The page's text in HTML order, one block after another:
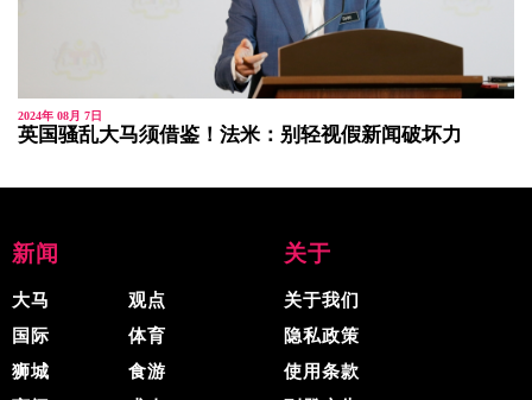
2024年 08月 7日
英国骚乱大马须借鉴！法米：别轻视假新闻破坏力
新闻
大马
国际
狮城
观点
体育
食游
关于
关于我们
隐私政策
使用条款